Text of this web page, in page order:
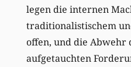
legen die internen
traditionalistischem
offen, und die Abwehr
aufgetauchten